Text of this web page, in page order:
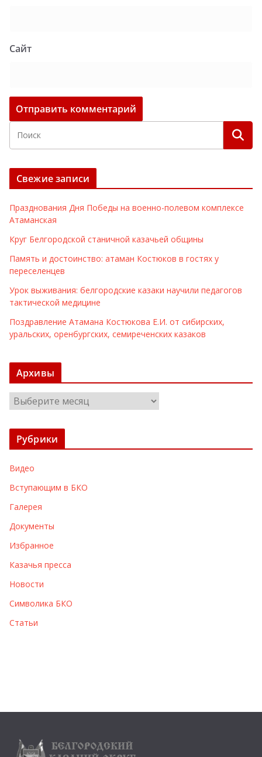
Сайт
Свежие записи
Празднования Дня Победы на военно-полевом комплексе
Атаманская
Круг Белгородской станичной казачьей общины
Память и достоинство: атаман Костюков в гостях у
переселенцев
Урок выживания: белгородские казаки научили педагогов
тактической медицине
Поздравление Атамана Костюкова Е.И. от сибирских,
уральских, оренбургских, семиреченских казаков
Архивы
х
ы
Рубрики
Видео
Вступающим в БКО
Галерея
Документы
Избранное
Казачья пресса
Новости
Символика БКО
Статьи